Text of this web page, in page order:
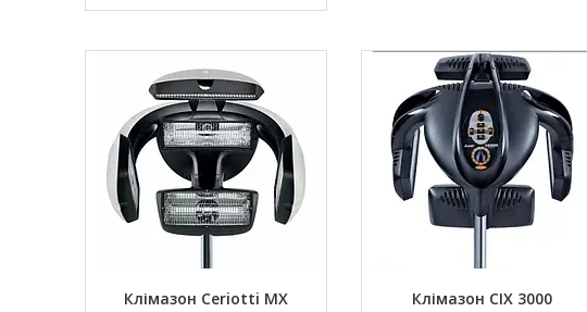
Клімазон Ceriotti МX
Клімазон CIX 3000